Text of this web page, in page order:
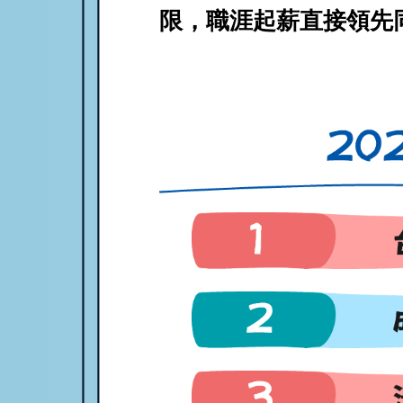
限，職涯起薪直接領先